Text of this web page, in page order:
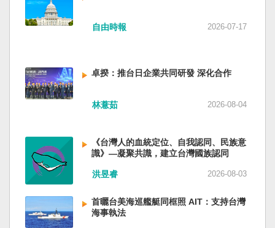
前空軍政委郭普校、前東部戰區政委劉青松、前
南部戰區司令員吳亞男、前南部戰區政委王文
委鍾紹軍等。 黨政系統部分，前廣西政府主席藍
天立、前內蒙古政府主席王莉霞、前中國證監會
主席易會滿、前內蒙古黨委書記孫紹騁、前浙江
省委書記易煉紅、前應急管理部部長王祥喜、前
信部部長金壯龍、前中央軍民融合辦常務副主任
雷凡培，都是被不正常免職。 最新的河北黨書記
倪岳峰「另有任用」，應該是與德國之聲與紐約
時報披露張家口對海外人士動態控制平台被登錄
安？ （作者林保華為資深時事評論員）
自由時報 2026-07-17
卓揆：推台日企業共同研發 深化合作
林薏茹 2026-08-04
《台灣人的血統定位、自我認同、民族意
識》—凝聚共識，建立台灣國族認同
洪昱睿 2026-08-03
首曬台美海巡艦艇同框照 AIT：支持台灣
海事執法